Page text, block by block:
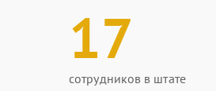
17
сотрудников в штате